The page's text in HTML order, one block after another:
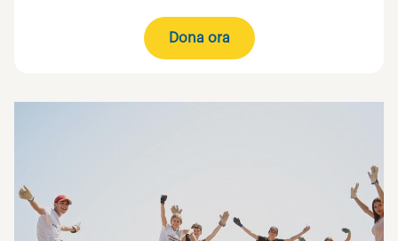
Dona ora